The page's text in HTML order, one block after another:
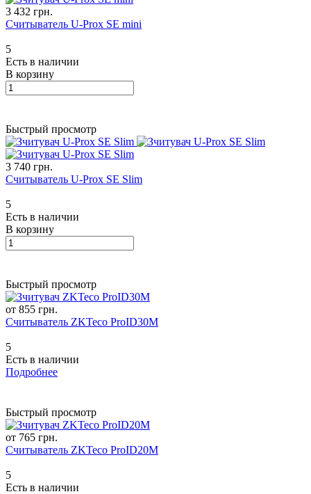
3 432 грн.
Считыватель U-Prox SE mini
5
Есть в наличии
В корзину
Быстрый просмотр
3 740 грн.
Считыватель U-Prox SE Slim
5
Есть в наличии
В корзину
Быстрый просмотр
от 855 грн.
Считыватель ZKTeco ProID30M
5
Есть в наличии
Подробнее
Быстрый просмотр
от 765 грн.
Считыватель ZKTeco ProID20M
5
Есть в наличии